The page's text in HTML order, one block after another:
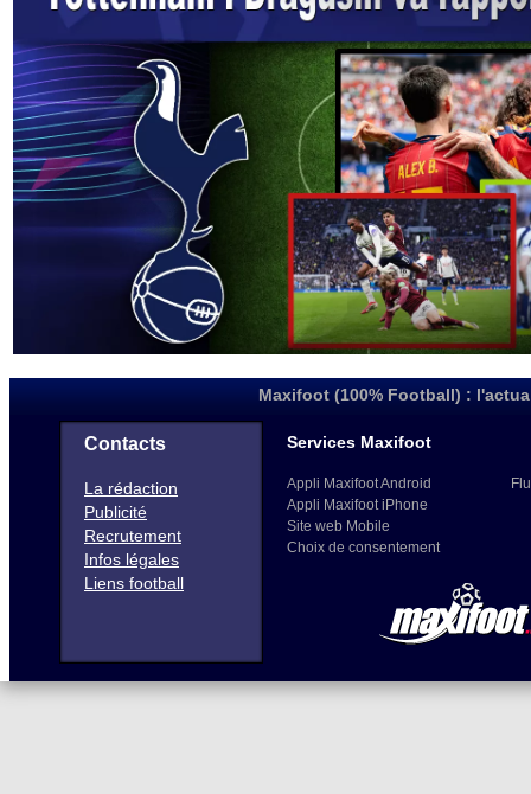
Maxifoot (100% Football) :
Contacts
La rédaction
Publicité
Recrutement
Infos légales
Liens football
Services Maxifoot
Appli Maxifoot Android
Appli Maxifoot iPhone
Site web Mobile
Choix de consentement